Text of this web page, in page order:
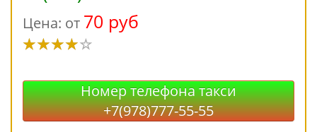
Цена: от 70 руб
Номер телефона такси
+7(978)777-55-55